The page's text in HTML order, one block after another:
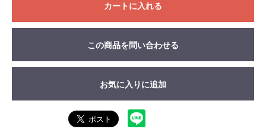
カートに入れる
この商品を問い合わせる
お気に入りに追加